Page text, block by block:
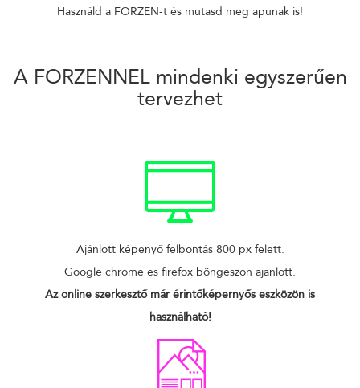
Használd a FORZEN-t és mutasd meg apunak is!
AFORZENNEL mindenki egyszerűen
tervezhet
Ajánlott képenyő felbontás 800 px felett.
Google chrome és firefox böngészőn ajánlott.
Az online szerkesztő már érintőképernyős eszközön is
használható!